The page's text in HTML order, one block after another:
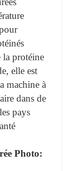
la protéine
elle est
machine à
dans de
pays
Photo: